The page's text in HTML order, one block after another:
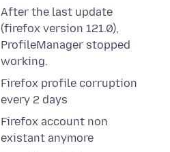
After the last update
(firefox version 121.0),
ProfileManager stopped
working.
Firefox profile corruption
every 2 days
Firefox account non
existant anymore